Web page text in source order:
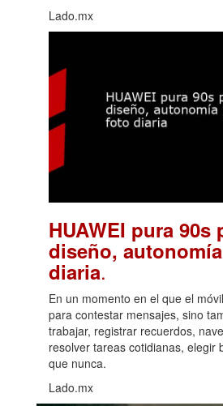
Lado.mx
HUAWEI pura 90s
diseño,
diaria.
En un momento en el que el
para contestar mensajes, sino
trabajar, registrar recuerdos,
resolver tareas cotidianas, elegir
que nunca.
Lado.mx